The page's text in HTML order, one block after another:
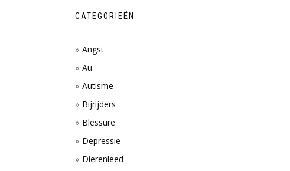
CATEGORIEËN
Angst
Au
Autisme
Bijrijders
Blessure
Depressie
Dierenleed